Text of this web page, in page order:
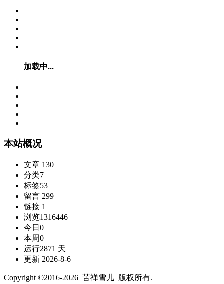
加载中...
本站概况
文章 130
分类7
标签53
留言 299
链接 1
浏览1316446
今日 0
本周0
运行2871 天
更新 2026-8-6
Copyright ©2016-2026 苦禅雪儿 版权所有.